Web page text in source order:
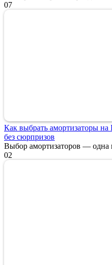
07
Как выбрать амортизаторы
без сюрпризов
Выбор амортизаторов — одна
02